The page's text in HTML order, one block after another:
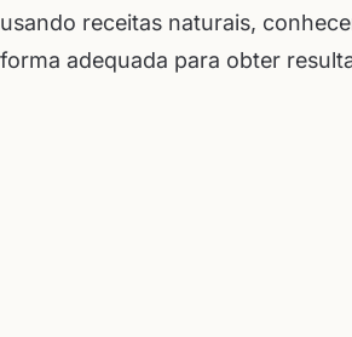
usando receitas naturais,
forma adequada para obter